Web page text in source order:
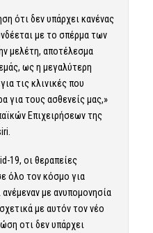
ότι δεν υπάρχει κανένας
με το σπέρμα των
μελέτη, αποτέλεσμα
ως η μεγαλύτερη
τις κλινικές που
για τους ασθενείς μας,»
Επιχειρήσεων της
19, οι θεραπείες
όλο τον κόσμο για
με ανυπομονησία
με αυτόν τον νέο
οτι δεν υπάρχει